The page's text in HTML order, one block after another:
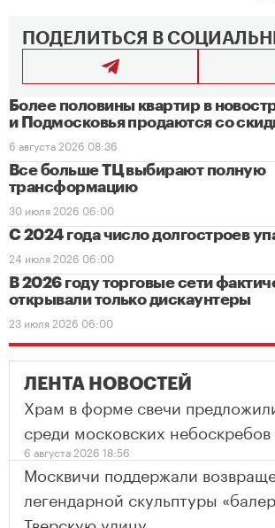
ПОДЕЛИТЬСЯ В
Более половины квартир в
и Подмосковья продаются со
6 августа 2026 08:36
Все больше ТЦ выбирают полную
трансформацию
30 июля 2026 06:00
С 2024 года число долгостроев
24 июля 2026 06:00
В 2026 году торговые сети
открывали только дискаунтеры
23 июля 2026 06:00
ЛЕНТА НОВОСТЕЙ
Храм в форме свечи
среди московских небоскребов
6 августа 2026 18:56
Москвичи поддержали
легендарной скульптуры
Тверскую улицу